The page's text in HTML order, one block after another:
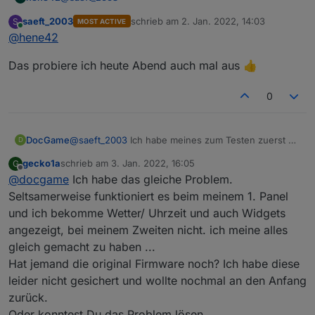
im Moment so, die Frage ist ob das so i.o. ist
S
Online
saeft_2003 MOST ACTIVE schrieb am 2. Jan. 2022, 14:03
zuletzt editiert von
@hene42
Das probiere ich heute Abend auch mal aus 👍
0
D DocGame@saeft_2003 Ich habe meines zum Testen zuerst an
Habe dann das ganze mit der "tasmota32-
nspanel.bin" geflasht. Zuerst sah alles gut aus. Die
Analogtemperatur zeigt allerdings Minusgrade an
(Bin in einem 20 Grad warmen Zimmer) und die
ESP-Temperatur erscheint mir auch zu hoch. Die
Relays kann ich schalten. Was aber extrem
ungünstig ist, ist die Tatsache das das Display keine
Uhrzeit und keine Temperatur anzeigt. Wenn ich
nach rechts und links Swipe sind die Widgets
verschwunden und da steht, das ich mich mit der
G
Offline
gecko1aschrieb am 3. Jan. 2022, 16:05
zuletzt editiert von
@docgame Ich habe das gleiche Problem.
Seltsamerweise funktioniert es beim meinem 1. Panel
und ich bekomme Wetter/ Uhrzeit und auch Widgets
angezeigt, bei meinem Zweiten nicht. ich meine alles
gleich gemacht zu haben ...
Hat jemand die original Firmware noch? Ich habe diese
leider nicht gesichert und wollte nochmal an den Anfang
zurück.